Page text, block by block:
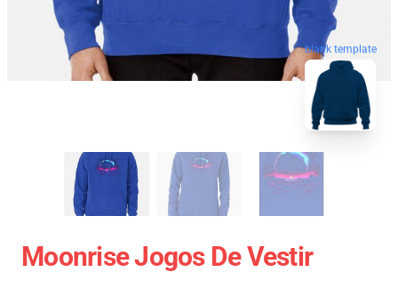
blank template
Moonrise Jogos De Vestir